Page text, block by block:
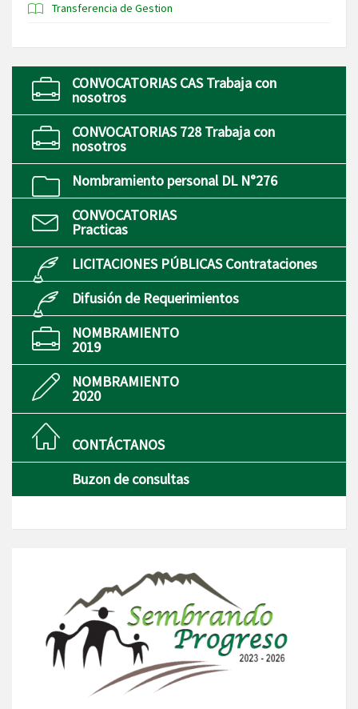
Transferencia de Gestion
CONVOCATORIAS CAS Trabaja con
nosotros
CONVOCATORIAS 728 Trabaja con
nosotros
Nombramiento personal DL N°276
CONVOCATORIAS
Practicas
LICITACIONES PÚBLICAS Contrataciones
Difusión de Requerimientos
NOMBRAMIENTO
2019
NOMBRAMIENTO
2020
CONTÁCTANOS
Buzon de consultas